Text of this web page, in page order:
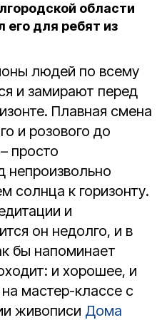
области
его для ребят из
людей по всему
и замирают перед
Плавная смена
и розового до
просто
непроизвольно
солнца к горизонту.
и
он недолго, и в
бы напоминает
и хорошее, и
мастер-классе с
живописи Дома